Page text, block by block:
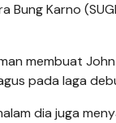
Karno
membuat
pada laga
dia juga